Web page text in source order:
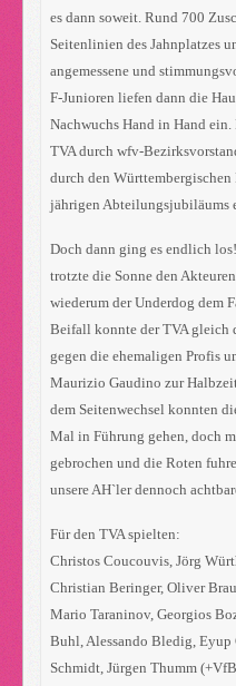
es dann soweit. Rund 700
Seitenlinien des Jahnplatzes
angemessene und
F-Junioren liefen dann die
Nachwuchs Hand in Hand
TVA durch wfv-
durch den
jährigen Abteilungsjubiläums
Doch dann ging es endlich
trotzte die Sonne den
wiederum der Underdog dem
Beifall konnte der TVA gleich
gegen die ehemaligen Profis
Maurizio Gaudino zur
dem Seitenwechsel konnten
Mal in Führung gehen, doch
gebrochen und die Roten
unsere AH`ler dennoch
Für den TVA spielten:
Christos Coucouvis, Jörg
Christian Beringer, Oliver
Mario Taraninov, Georgios
Buhl, Alessando Bledig,
Schmidt, Jürgen Thumm